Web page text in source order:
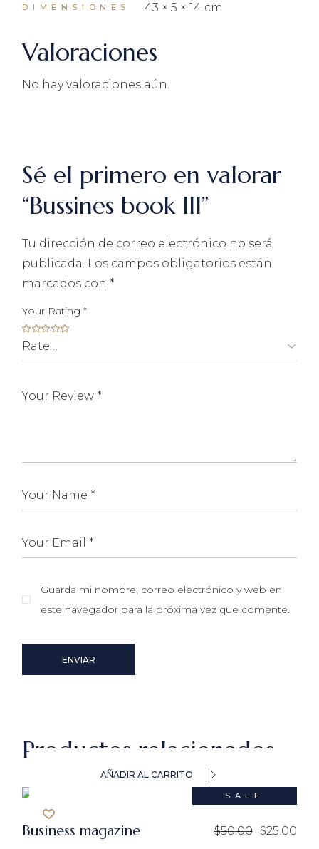
DIMENSIONES 43 × 5 × 14 cm
Valoraciones
No hay valoraciones aún.
Sé el primero en valorar
“Bussines book III”
Tu dirección de correo electrónico no será
publicada. Los campos obligatorios están
marcados con *
Your Rating*
Guarda mi nombre, correo electrónico y web en
este navegador para la próxima vez que comente.
ENVIAR
Productos relacionados
SALE
AÑADIR AL CARRITO
Business magazine $50.00
El
$25.00
El